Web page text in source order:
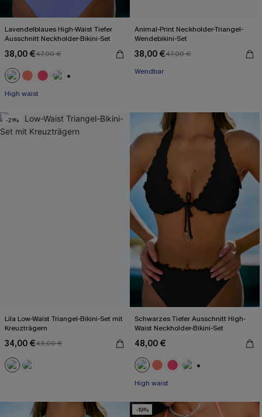
Lavendelblaues High-Waist Tiefer
Ausschnitt Neckholder-Bikini-Set
38,00 €47,00 €
High waist
Animal-Print Neckholder-Triangel-
Wendebikini-Set
38,00 €47,00 €
Wendbar
-21%
Lila Low-Waist Triangel-Bikini-Set mit
Kreuzträgern
34,00 €43,00 €
Schwarzes Tiefer Ausschnitt High-
Waist Neckholder-Bikini-Set
48,00 €
High waist
-19%